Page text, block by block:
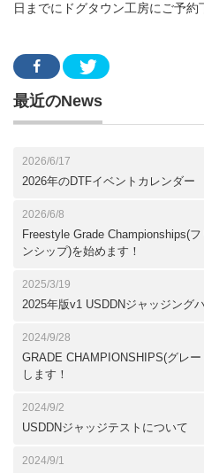
日までにドグタウン工房にご予約
最近のNews
2026/6/17
2026年のDTFイベントカレンダー
2026/6/8
Freestyle Grade Championships(
ンシップ)を始めます！
2025/3/19
2025年版v1 USDDNジャッジング
2024/9/28
GRADE CHAMPIONSHIPS(グレ
します！
2024/9/2
USDDNジャッジテストについて
2024/9/1